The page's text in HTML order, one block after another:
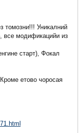
томозни!!! Уникалний
все модификацийи из
старт), Фокал
етово чоросая